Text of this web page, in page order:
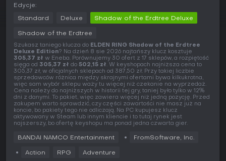
Edycje:
Standard Deluxe Shadow of the Erdtree Deluxe
Shadow of the Erdtree
Szukasz taniego klucza do ELDEN RING Shadow of the Erdtree
Deluxe Edition? Na dzień 8 sie 2026 najtańszy klucz kosztuje
305,37 zł w Eneba. Porównujemy 30 ofert z 17 sklepów, a rozpiętość
sięga od 305,37 zł do 502,15 zł. W keyshopach najniższa cena to
305,37 zł, w oficjalnych sklepach od 387,50 zł. Przy takiej liczbie
sprzedawców różnica między skrajnymi ofertami bywa kilkukrotna,
więc sam wybór sklepu waży tu więcej niż czekanie na wyprzedaż.
Cena należy do najniższych w historii tej gry, taniej było tylko w 12%
dni z danymi. To pakiet, więc zawiera więcej niż jedną pozycję. Przed
zakupem warto sprawdzić, czy części zawartości nie masz już na
koncie, bo pakiety tego nie odliczają. Na PC kupujesz klucz
aktywowany w Steam lub innym kliencie i to tutaj rynek jest
najszerszy, bo ofertę keyshopu ma ponad jedna czwarta gier.
BANDAI NAMCO Entertainment FromSoftware, Inc.
Action RPG Adventure